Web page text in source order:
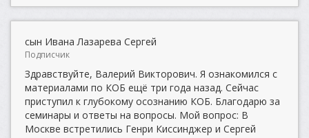
сын Ивана Лазарева Сергей
Подписчик
Здравствуйте, Валерий Викторович. Я ознакомился с
материалами по КОБ ещё три года назад. Сейчас
приступил к глубокому осознанию КОБ. Благодарю за
семинары и ответы на вопросы. Мой вопрос: В
Москве встретились Генри Киссинджер и Сергей